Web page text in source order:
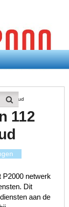
112
P2000 netwerk
Dit
aan de